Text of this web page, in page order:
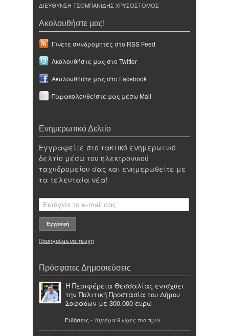
ΔΙΕΥΘΥΝΣΗ ΤΣΟΜΠΑΝΙΔΗΣ ΧΡΥΣΟΣΤΟΜΟΣ
Ακολουθήστε μας!
Γίνετε συνδρομητές στο RSS Feed
Ακολουθήστε μας στο Twitter
Ακολουθήστε μας στο Facebook
Παρακολουθείστε μας μέσω Mail
Ενημερωτικό Δελτίο
Εγγραφείτε στο τακτικό ενημερωτικό
δελτίο μέσω του ηλεκτρονικού
ταχυδρομείου σας και ενημερωθείτε με
τα τελευταία νέα!
Προηγούμενα τεύχη
Πρόσφατες Δημοσιεύσεις
Η Περιφέρεια Θεσσαλίας ενισχύει
την Πολιτική Προστασία του Δήμου
Σοφάδων με 300.000 ευρώ
Ειδήσεις - 1ημέρα 9 ώρες πιο πριν